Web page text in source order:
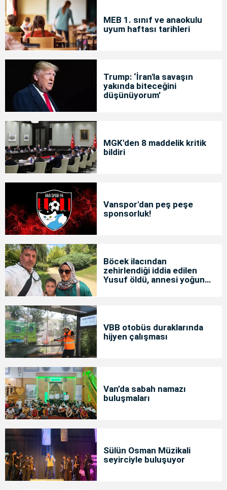
MEB 1. sınıf ve anaokulu
uyum haftası tarihleri
Trump: ‘İran'la savaşın
yakında biteceğini
düşünüyorum’
MGK'den 8 maddelik kritik
bildiri
Vanspor'dan peş peşe
sponsorluk!
Böcek ilacından
zehirlendiği iddia edilen
Yusuf öldü, annesi yoğun
VBB otobüs duraklarında
hijyen çalışması
Van’da sabah namazı
buluşmaları
Sülün Osman Müzikali
seyirciyle buluşuyor